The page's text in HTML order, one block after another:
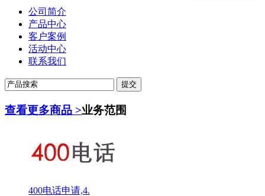
公司简介
产品中心
客户案例
活动中心
联系我们
查看更多商品 >业务范围
400电话申请,4.